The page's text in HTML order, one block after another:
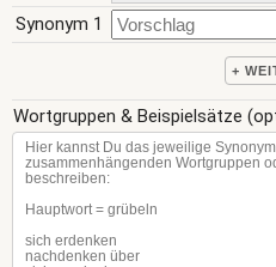
Synonym 1
+
Wortgruppen & Beispielsätze